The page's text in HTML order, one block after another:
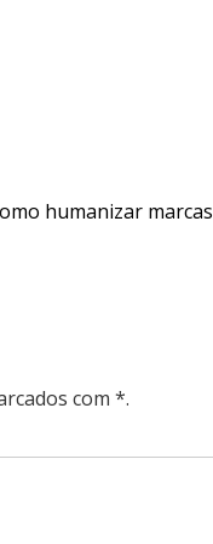
humanizar marcas
com *.